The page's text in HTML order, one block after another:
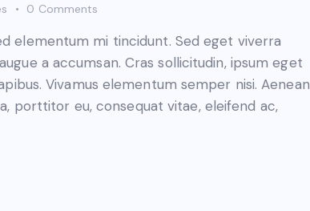
0 Comments
elementum mi tincidunt. Sed eget viverra
a accumsan. Cras sollicitudin, ipsum eget
Vivamus elementum semper nisi. Aenean
porttitor eu, consequat vitae, eleifend ac,